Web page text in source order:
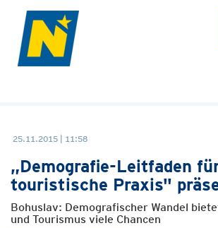
25.11.2015 | 11:58
„Demografie-Leitfaden
touristische Praxis"
Bohuslav: Demografischer Wandel
und Tourismus viele Chancen